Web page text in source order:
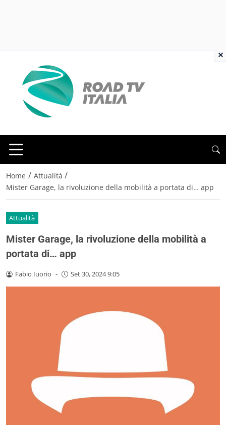
Home / Attualità /
Mister Garage, la rivoluzione della mobilità a portata di… app
Attualità
Mister Garage, la rivoluzione della mobilità a
portata di… app
Fabio Iuorio - Set 30, 2024 9:05
×